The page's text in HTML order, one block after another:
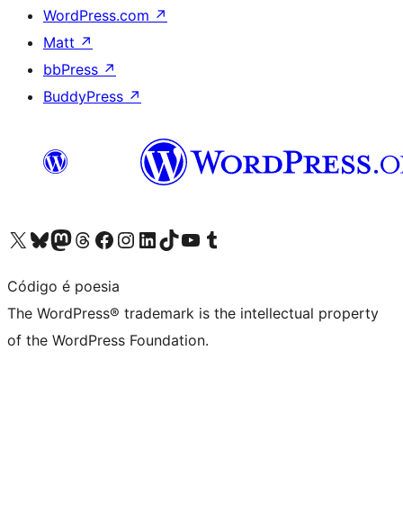
WordPress.com ↗
Matt ↗
bbPress ↗
BuddyPress ↗
Visit our X (formerly Twitter) account
Visit our Bluesky account
Visit our Mastodon account
Visit our Threads account
Visit our Facebook page
Visit our Instagram account
Visit our LinkedIn account
Visit our TikTok account
Visit our YouTube channel
Visit our Tumblr account
Código é poesia
The WordPress® trademark is the intellectual property
of the WordPress Foundation.